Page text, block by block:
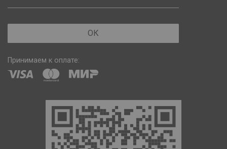
ОК
Принимаем к оплате: